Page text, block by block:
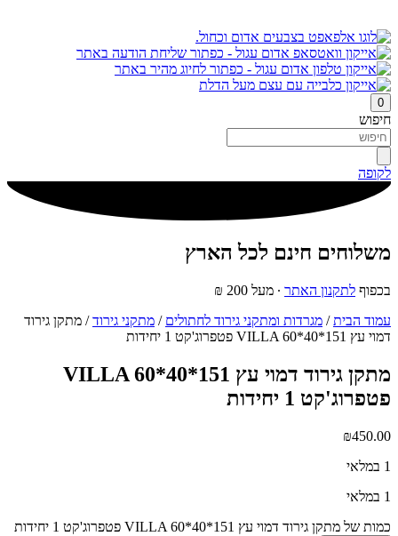
0
חיפוש
לקופה
משלוחים חינם לכל הארץ
בכפוף לתקנון האתר ∙ מעל 200 ₪
עמוד הבית/ מגרדות ומתקני גירוד לחתולים / מתקני גירוד/ מתקן גירוד
דמוי עץ VILLA 60*40*151 פטפרוג'קט 1 יחידות
מתקן גירוד דמוי עץ VILLA 60*40*151
פטפרוג'קט 1 יחידות
₪450.00
1 במלאי
1 במלאי
כמות של מתקן גירוד דמוי עץ VILLA 60*40*151 פטפרוג'קט 1 יחידות